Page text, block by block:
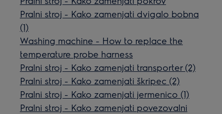
Pralni stroj - Kako zamenjati dvigalo bobna
(1)
Washing machine - How to replace the
temperature probe harness
Pralni stroj - Kako zamenjati transporter (2)
Pralni stroj - Kako zamenjati škripec (2)
Pralni stroj - Kako zamenjati jermenico (1)
Pralni stroj - Kako zamenjati povezovalni